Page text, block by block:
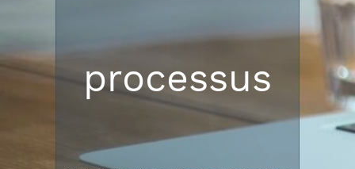
processus